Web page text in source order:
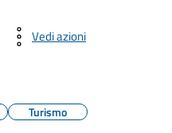
Vedi azioni
Turismo